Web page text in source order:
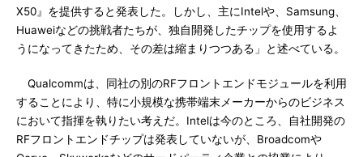
X50』を提供すると発表した。しかし、主にIntelや、Samsung、
Huaweiなどの挑戦者たちが、独自開発したチップを使用するよ
うになってきたため、その差は縮まりつつある」と述べている。
Qualcommは、同社の別のRFフロントエンドモジュールを利用
することにより、特に小規模な携帯端末メーカーからのビジネス
において指揮を執りたい考えだ。Intelは今のところ、自社開発の
RFフロントエンドチップは発表していないが、Broadcomや